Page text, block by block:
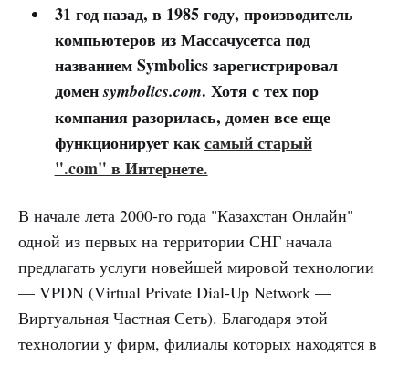
31 год назад, в 1985 году, производитель
компьютеров из Массачусетса под
названием Symbolics зарегистрировал
доменsymbolics.com. Хотя с тех пор
компания разорилась, домен все еще
функционирует каксамый старый
".com" в Интернете.
В начале лета 2000-го года "Казахстан Онлайн"
одной из первых на территории СНГ начала
предлагать услуги новейшей мировой технологии
— VPDN (Virtual Private Dial-Up Network —
Виртуальная Частная Сеть). Благодаря этой
технологии у фирм, филиалы которых находятся в